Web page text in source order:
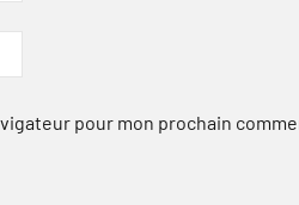
pour mon prochain